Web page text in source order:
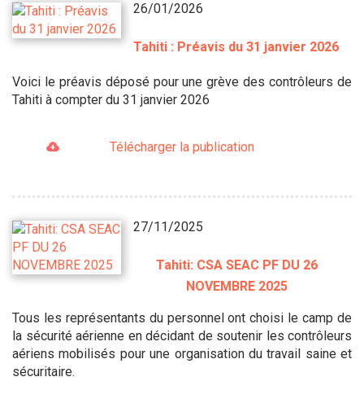
26/01/2026
Tahiti : Préavis du 31 janvier 2026
Voici le préavis déposé pour une grève des contrôleurs de
Tahiti à compter du 31 janvier 2026
Télécharger la publication
27/11/2025
Tahiti: CSA SEAC PF DU 26
NOVEMBRE 2025
Tous les représentants du personnel ont choisi le camp de
la sécurité aérienne en décidant de soutenir les contrôleurs
aériens mobilisés pour une organisation du travail saine et
sécuritaire.